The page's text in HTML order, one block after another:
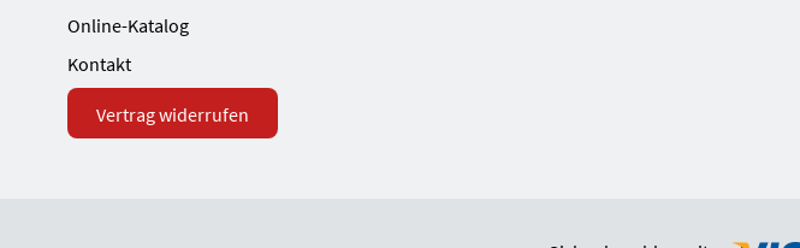
Online-Katalog
Kontakt
Vertrag widerrufen